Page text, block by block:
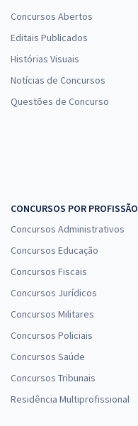
Concursos Abertos
Editais Publicados
Histórias Visuais
Notícias de Concursos
Questões de Concurso
CONCURSOS POR PROFISSÃO
Concursos Administrativos
Concursos Educação
Concursos Fiscais
Concursos Jurídicos
Concursos Militares
Concursos Policiais
Concursos Saúde
Concursos Tribunais
Residência Multiprofissional